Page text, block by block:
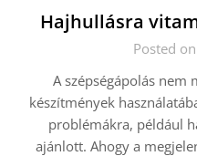
Hajhullásra
Posted
A szépségápolás
készítmények
problémákra, például
ajánlott. Ahogy a